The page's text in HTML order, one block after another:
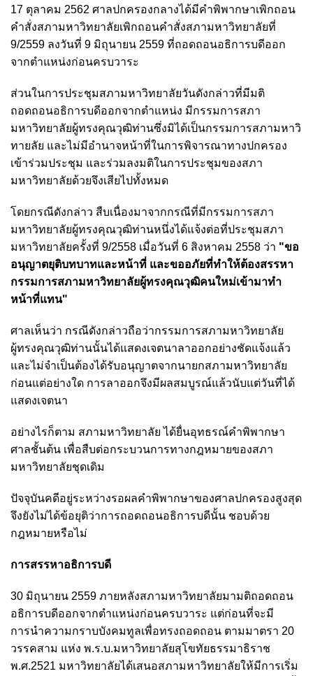
17 ตุลาคม 2562 ศาลปกครองกลางได้มีคำพิพากษาเพิกถอน
คำสั่งสภามหาวิทยาลัยเพิกถอนคำสั่งสภามหาวิทยาลัยที่
9/2559 ลงวันที่ 9 มิถุนายน 2559 ที่ถอดถอนอธิการบดีออก
จากตำแหน่งก่อนครบวาระ
ส่วนในการประชุมสภามหาวิทยาลัยวันดังกล่าวที่มีมติ
ถอดถอนอธิการบดีออกจากตำแหน่ง มีกรรมการสภา
มหาวิทยาลัยผู้ทรงคุณวุฒิท่านซึ่งมิได้เป็นกรรมการสภามหาวิ
ทายลัย และไม่มีอำนาจหน้าที่ในการพิจารณาทางปกครอง
เข้าร่วมประชุม และร่วมลงมติในการประชุมของสภา
มหาวิทยาลัยด้วยจึงเสียไปทั้งหมด
โดยกรณีดังกล่าว สืบเนื่องมาจากกรณีที่มีกรรมการสภา
มหาวิทยาลัยผู้ทรงคุณวุฒิท่านหนึ่งได้แจ้งต่อที่ประชุมสภา
มหาวิทยาลัยครั้งที่ 9/2558 เมื่อวันที่ 6 สิงหาคม 2558 ว่า "ขอ
อนุญาตยุติบทบาทและหน้าที่ และขออภัยที่ทำให้ต้องสรรหา
กรรมการสภามหาวิทยาลัยผู้ทรงคุณวุฒิคนใหม่เข้ามาทำ
หน้าที่แทน"
ศาลเห็นว่า กรณีดังกล่าวถือว่ากรรมการสภามหาวิทยาลัย
ผู้ทรงคุณวุฒิท่านนั้นได้แสดงเจตนาลาออกอย่างชัดแจ้งแล้ว
และไม่จำเป็นต้องได้รับอนุญาตจากนายกสภามหาวิทยาลัย
ก่อนแต่อย่างใด การลาออกจึงมีผลสมบูรณ์แล้วนับแต่วันที่ได้
แสดงเจตนา
อย่างไรก็ตาม สภามหาวิทยาลัย ได้ยื่นอุทธรณ์คำพิพากษา
ศาลชั้นต้น เพื่อสืบต่อกระบวนการทางกฎหมายของสภา
มหาวิทยาลัยชุดเดิม
ปัจจุบันคดีอยู่ระหว่างรอผลคำพิพากษาของศาลปกครองสูงสุด
จึงยังไม่ได้ข้อยุติว่าการถอดถอนอธิการบดีนั้น ชอบด้วย
กฎหมายหรือไม่
การสรรหาอธิการบดี
30 มิถุนายน 2559 ภายหลังสภามหาวิทยาลัยมามติถอดถอน
อธิการบดีออกจากตำแหน่งก่อนครบวาระ แต่ก่อนที่จะมี
การนำความกราบบังคมทูลเพื่อทรงถอดถอน ตามมาตรา 20
วรรคสาม แห่ง พ.ร.บ.มหาวิทยาลัยสุโขทัยธรรมาธิราช
พ.ศ.2521 มหาวิทยาลัยได้เสนอสภามหาวิทยาลัยให้มีการเริ่ม